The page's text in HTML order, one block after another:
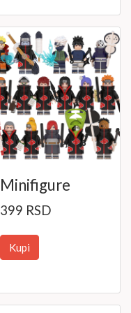
Minifigure
399 RSD
Kupi